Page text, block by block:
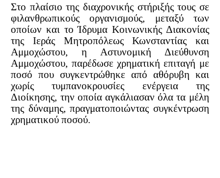
Στο πλαίσιο της διαχρονικής στήριξής τους σε
φιλανθρωπικούς οργανισμούς, μεταξύ των
οποίων και το Ίδρυμα Κοινωνικής Διακονίας
της Ιεράς Μητροπόλεως Κωνσταντίας και
Αμμοχώστου, η Αστυνομική Διεύθυνση
Αμμοχώστου, παρέδωσε χρηματική επιταγή με
ποσό που συγκεντρώθηκε από αθόρυβη και
χωρίς τυμπανοκρουσίες ενέργεια της
Διοίκησης, την οποία αγκάλιασαν όλα τα μέλη
της δύναμης, πραγματοποιώντας συγκέντρωση
χρηματικού ποσού.